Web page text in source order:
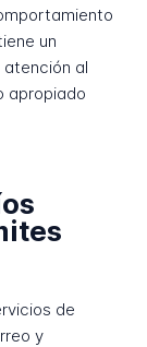
un
al
apropiado
de
y